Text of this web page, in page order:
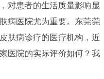
对患者的生活质量影响显
病医院尤为重要。东莞莞
肤病诊疗的医疗机构，近
医院的实际评价如何？我